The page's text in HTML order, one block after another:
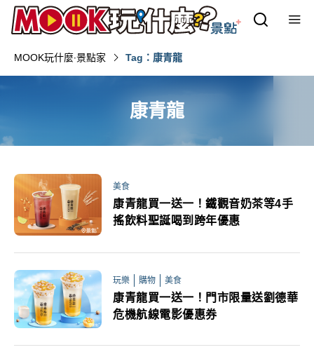
MOOK玩什麼‧景點家 Tag：康青龍
康青龍
美食
康青龍買一送一！鐵觀音奶茶等4手
搖飲料聖誕喝到跨年優惠
玩樂 購物 美食
康青龍買一送一！門市限量送劉德華
危機航線電影優惠券